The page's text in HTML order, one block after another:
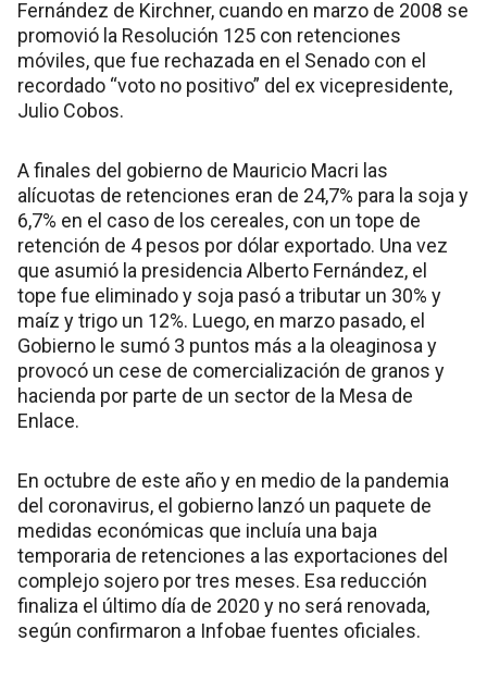
Fernández de Kirchner, cuando en marzo de 2008 se
promovió la Resolución 125 con retenciones
móviles, que fue rechazada en el Senado con el
recordado “voto no positivo” del ex vicepresidente,
Julio Cobos.
A finales del gobierno de Mauricio Macri las
alícuotas de retenciones eran de 24,7% para la soja y
6,7% en el caso de los cereales, con un tope de
retención de 4 pesos por dólar exportado. Una vez
que asumió la presidencia Alberto Fernández, el
tope fue eliminado y soja pasó a tributar un 30% y
maíz y trigo un 12%. Luego, en marzo pasado, el
Gobierno le sumó 3 puntos más a la oleaginosa y
provocó un cese de comercialización de granos y
hacienda por parte de un sector de la Mesa de
Enlace.
En octubre de este año y en medio de la pandemia
del coronavirus, el gobierno lanzó un paquete de
medidas económicas que incluía una baja
temporaria de retenciones a las exportaciones del
complejo sojero por tres meses. Esa reducción
finaliza el último día de 2020 y no será renovada,
según confirmaron a Infobae fuentes oficiales.